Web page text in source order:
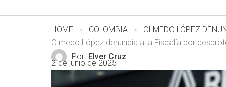
HOME
COLOMBIA
Olmedo López denuncia a la Fiscalía por
Por Elver Cruz
2 de junio de 2025